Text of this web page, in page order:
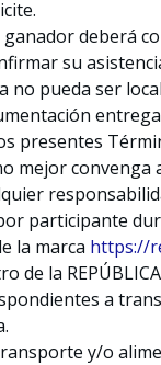
deberá
su
no pueda ser
presentes
mejor
participante
la marca https://
de la
a
y/o